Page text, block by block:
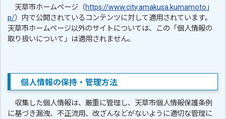
天草市ホームページ（https://www.city.amakusa.kumamoto.j
p/）内で公開されているコンテンツに対して適用されています。
天草市ホームページ以外のサイトについては、この「個人情報の
取り扱いについて」は適用されません。
個人情報の保持・管理方法
収集した個人情報は、厳重に管理し、天草市個人情報保護条例
に基づき漏洩、不正流用、改ざんなどがないように適切な管理に